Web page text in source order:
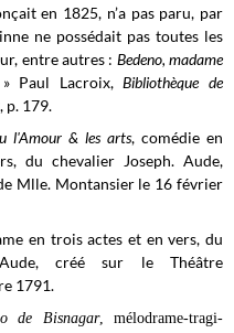
en 1825, n’a pas paru, par
ne possédait pas toutes les
entre autres : Bedeno, madame
» Paul Lacroix,Bibliothèque de
p. 179.
l'Amour & les arts, comédie en
du chevalier Joseph. Aude,
Mlle. Montansier le 16 février
en trois actes et en vers, du
Aude, créé sur le Théâtre
1791.
de Bisnagar, mélodrame-tragi-